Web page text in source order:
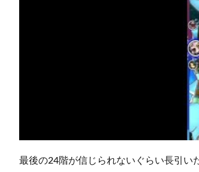
最後の24階が信じられないぐらい長引い